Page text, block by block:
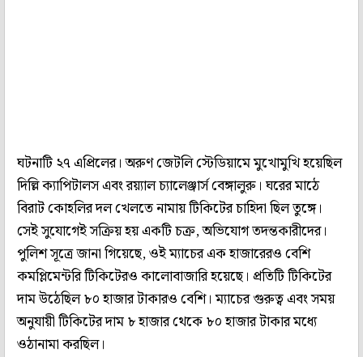
ঘটনাটি ২৭ এপ্রিলের। অরুণ জেটলি স্টেডিয়ামে মুখোমুখি হয়েছিল
দিল্লি ক্যাপিটালস এবং রয়্যাল চ্যালেঞ্জার্স বেঙ্গালুরু। ঘরের মাঠে
বিরাট কোহলির দল খেলতে নামায় টিকিটের চাহিদা ছিল তুঙ্গে।
সেই সুযোগেই সক্রিয় হয় একটি চক্র, অভিযোগ তদন্তকারীদের।
পুলিশ সূত্রে জানা গিয়েছে, ওই ম্যাচের এক হাজারেরও বেশি
কমপ্লিমেন্টরি টিকিটেরও কালোবাজারি হয়েছে। প্রতিটি টিকিটের
দাম উঠেছিল ৮০ হাজার টাকারও বেশি। ম্যাচের গুরুত্ব এবং সময়
অনুযায়ী টিকিটের দাম ৮ হাজার থেকে ৮০ হাজার টাকার মধ্যে
ওঠানামা করছিল।